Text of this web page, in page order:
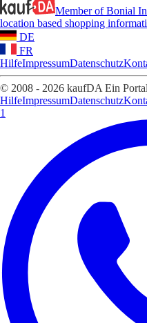
Member of Bonial
location based shopping
DE
FR
HilfeImpressumDatenschutz
© 2008 - 2026 kaufDA Ein
HilfeImpressumDatenschutz
1